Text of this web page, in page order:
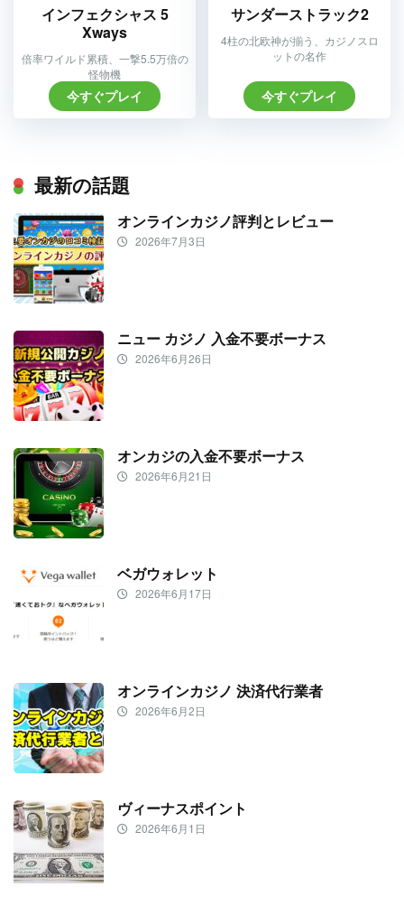
インフェクシャス 5
Xways
倍率ワイルド累積、一撃5.5万倍の
怪物機
今すぐプレイ
サンダーストラック2
4柱の北欧神が揃う、カジノスロ
ットの名作
今すぐプレイ
最新の話題
オンラインカジノ評判とレビュー
2026年7月3日
ニュー カジノ 入金不要ボーナス
2026年6月26日
オンカジの入金不要ボーナス
2026年6月21日
ベガウォレット
2026年6月17日
オンラインカジノ 決済代行業者
2026年6月2日
ヴィーナスポイント
2026年6月1日